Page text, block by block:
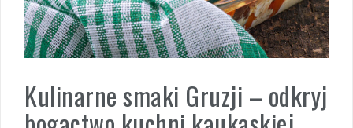
Kulinarne smaki Gruzji – odkryj